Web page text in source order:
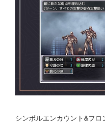
シンボルエンカウント&フ